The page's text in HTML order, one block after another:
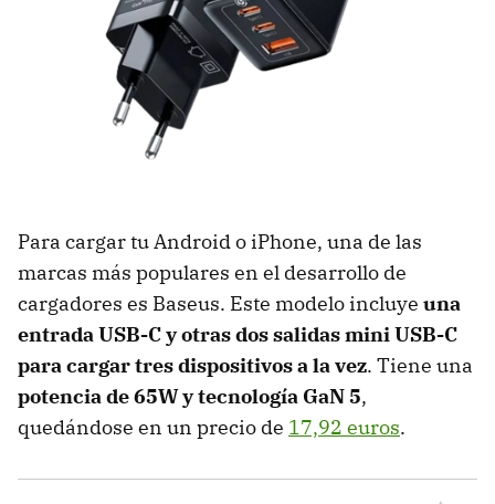
Para cargar tu Android o iPhone, una de las
marcas más populares en el desarrollo de
cargadores es Baseus. Este modelo incluye una
entrada USB-C y otras dos salidas mini USB-C
para cargar tres dispositivos a la vez. Tiene una
potencia de 65W y tecnología GaN 5,
quedándose en un precio de 17,92 euros.